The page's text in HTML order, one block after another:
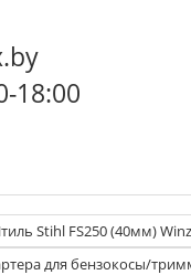
18:00
Stihl FS250 (40мм)
для бензокосы/